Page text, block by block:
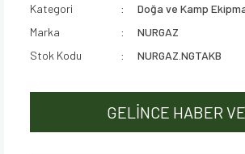
Kategori
Doğa ve Kamp
Marka
NURGAZ
Stok Kodu
NURGAZ.NGTAKB
GELİNCE HABER